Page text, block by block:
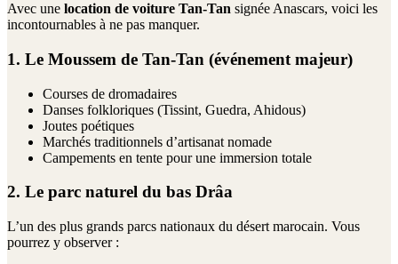
Avec une location de voiture Tan-Tan signée Anascars, voici les
incontournables à ne pas manquer.
1. Le Moussem de Tan-Tan (événement majeur)
Courses de dromadaires
Danses folkloriques (Tissint, Guedra, Ahidous)
Joutes poétiques
Marchés traditionnels d’artisanat nomade
Campements en tente pour une immersion totale
2. Le parc naturel du bas Drâa
L’un des plus grands parcs nationaux du désert marocain. Vous
pourrez y observer :